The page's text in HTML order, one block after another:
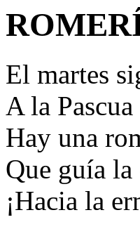
El martes
A la
Hay una
Que guía
¡Hacia la